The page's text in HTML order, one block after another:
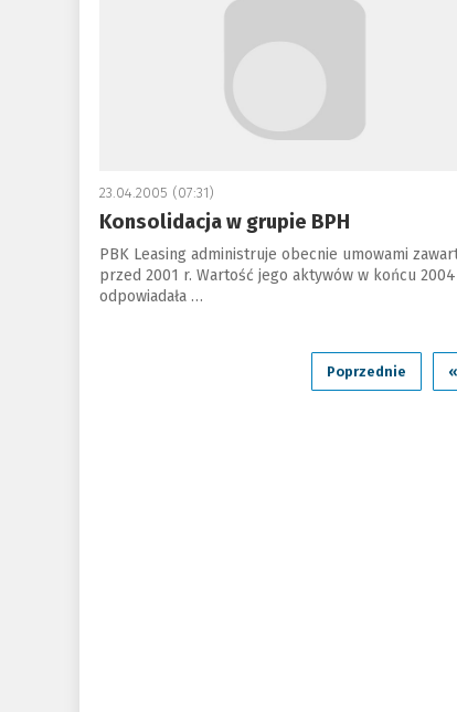
23.04.2005 (07:31)
Konsolidacja w grupie BPH
PBK Leasing administruje obecnie umowami
przed 2001 r. Wartość jego aktywów w końcu
odpowiadała …
Poprzednie «